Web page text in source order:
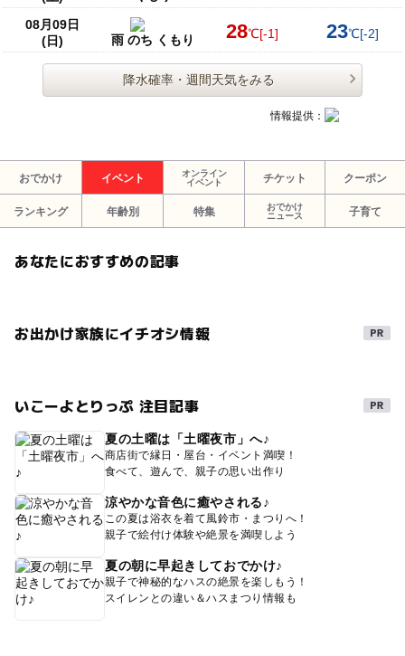
08月09日
(日)
雨 のち くもり 28℃[-1] 23℃[-2]
降水確率・週間天気をみる
情報提供：
おでかけ イベント
オンライン
イベント
チケット クーポン
ランキング 年齢別 特集
おでかけ
ニュース
子育て
あなたにおすすめの記事
お出かけ家族にイチオシ情報
いこーよとりっぷ 注目記事
夏の土曜は「土曜夜市」へ♪
商店街で縁日・屋台・イベント満喫！
食べて、遊んで、親子の思い出作り
涼やかな音色に癒やされる♪
この夏は浴衣を着て風鈴市・まつりへ！
親子で絵付け体験や絶景を満喫しよう
夏の朝に早起きしておでかけ♪
親子で神秘的なハスの絶景を楽しもう！
スイレンとの違い＆ハスまつり情報も